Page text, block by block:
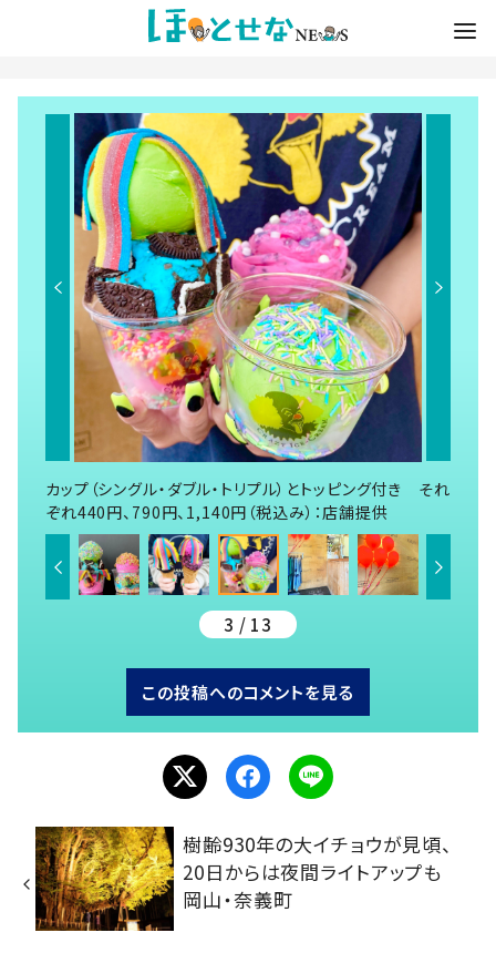
カップ（シングル・ダブル・トリプル）とトッピング付き それ
ぞれ440円、790円、1,140円（税込み）：店舗提供
3 / 13
この投稿へのコメントを見る
樹齢930年の大イチョウが見頃、
20日からは夜間ライトアップも
岡山・奈義町